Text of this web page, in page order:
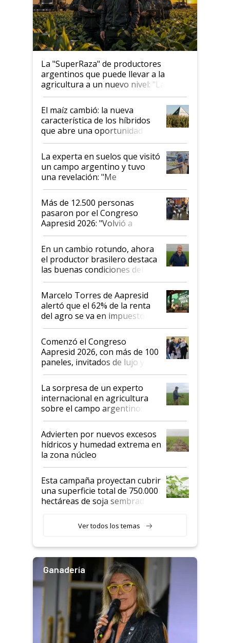
La "SuperRaza" de productores
argentinos que puede llevar a la
agricultura a un nuevo nivel: "Las
posibilidades de crecimiento son
infinitas"
El maíz cambió: la nueva
característica de los híbridos
que abre una oportunidad en
el lote
La experta en suelos que visitó
un campo argentino y tuvo
una revelación: "Me
impresionó mucho"
Más de 12.500 personas
pasaron por el Congreso
Aapresid 2026: "Volvió a
demostrar que hablar del
suelo es hablar de todo el
sistema productivo"
En un cambio rotundo, ahora
el productor brasilero destaca
las buenas condiciones del
agro argentino para invertir:
"Los veo más motivados"
Marcelo Torres de Aapresid
alertó que el 62% de la renta
del agro se va en impuestos:
"No es bueno que en
Argentina se sigan discutiendo
las mismas cosas de hace 50
años"
Comenzó el Congreso
Aapresid 2026, con más de 100
paneles, invitados de lujo y
todas las tendencias
La sorpresa de un experto
internacional en agricultura
sobre el campo argentino:
"Estoy muy impresionado"
Advierten por nuevos excesos
hídricos y humedad extrema en
la zona núcleo
Esta campaña proyectan cubrir
una superficie total de 750.000
hectáreas de soja sembradas
variedades que marcan un
salto tecnológico en genética y
Ver todos los temas
Ganadería